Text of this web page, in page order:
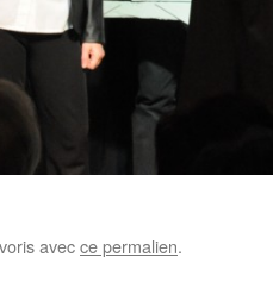
avecce permalien.